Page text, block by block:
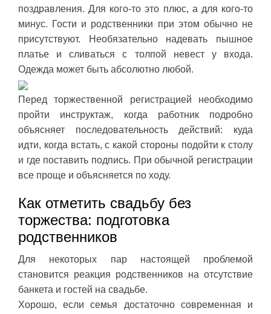
поздравления. Для кого-то это плюс, а для кого-то
минус. Гости и родственники при этом обычно не
присутствуют. Необязательно надевать пышное
платье и сливаться с толпой невест у входа.
Одежда может быть абсолютно любой.
Перед торжественной регистрацией необходимо
пройти инструктаж, когда работник подробно
объясняет последовательность действий: куда
идти, когда встать, с какой стороны подойти к столу
и где поставить подпись. При обычной регистрации
все проще и объясняется по ходу.
Как отметить свадьбу без
торжества: подготовка
родственников
Для некоторых пар настоящей проблемой
становится реакция родственников на отсутствие
банкета и гостей на свадьбе.
Хорошо, если семья достаточно современная и